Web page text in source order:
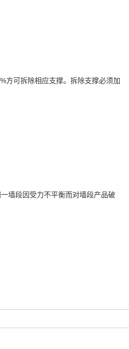
方可拆除相应支撑。拆除支撑必须加
墙段因受力不平衡而对墙段产品破